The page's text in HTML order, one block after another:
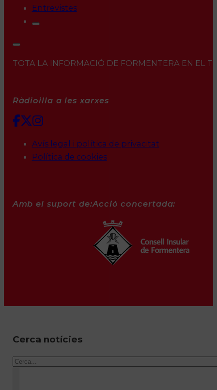
Entrevistes
TOTA LA INFORMACIÓ DE FORMENTERA EN EL
Ràdioilla a les xarxes
Avís legal i política de privacitat
Política de cookies
Amb el suport de:Acció concertada:
Cerca notícies
Cercar